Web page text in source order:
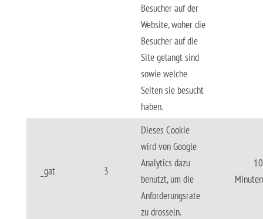
Besucher auf der
Website, woher die
Besucher auf die
Site gelangt sind
sowie welche
Seiten sie besucht
haben.
_gat 3
Dieses Cookie
wird von Google
Analytics dazu
benutzt, um die
Anforderungsrate
zu drosseln.
10
Minuten